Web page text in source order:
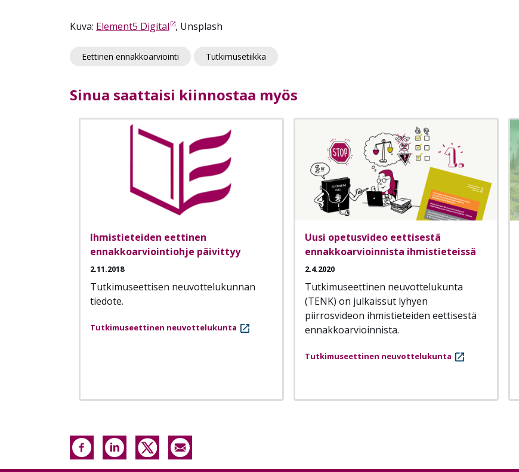
Kuva: Element5 Digital , Unsplash
Eettinen ennakkoarviointi Tutkimusetiikka
Sinua saattaisi kiinnostaa myös
Ihmistieteiden eettinen
ennakkoarviointiohje päivittyy
2.11.2018
Tutkimuseettisen neuvottelukunnan
tiedote.
Tutkimuseettinen neuvottelukunta
Uusi opetusvideo eettisestä
ennakkoarvioinnista ihmistieteissä
2.4.2020
Tutkimuseettinen neuvottelukunta
(TENK) on julkaissut lyhyen
piirrosvideon ihmistieteiden eettisestä
ennakkoarvioinnista.
Tutkimuseettinen neuvottelukunta